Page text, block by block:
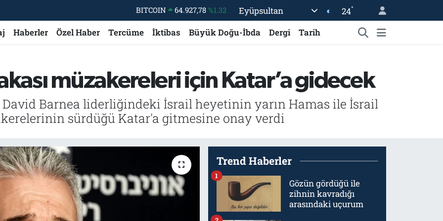
DOLAR 47,5894 %0.08
EURO
55,0398
%-0.02
BİST100
13.703 %11
BITCOIN
64.927,78 %1.32
Eyüpsultan 24°
Haberler Özel Haber Tercüme İktibas Büyük Doğu-İbda Dergi Tarih
müzakereleri için Katar’a gidecek
David Barnea liderliğindeki İsrail heyetinin yarın Hamas ile İsrail
sürdüğü Katar'a gitmesine onay verdi
Trend Haberler
Gözün gördüğü ile
zihnin kavradığı
arasındaki uçurum
1